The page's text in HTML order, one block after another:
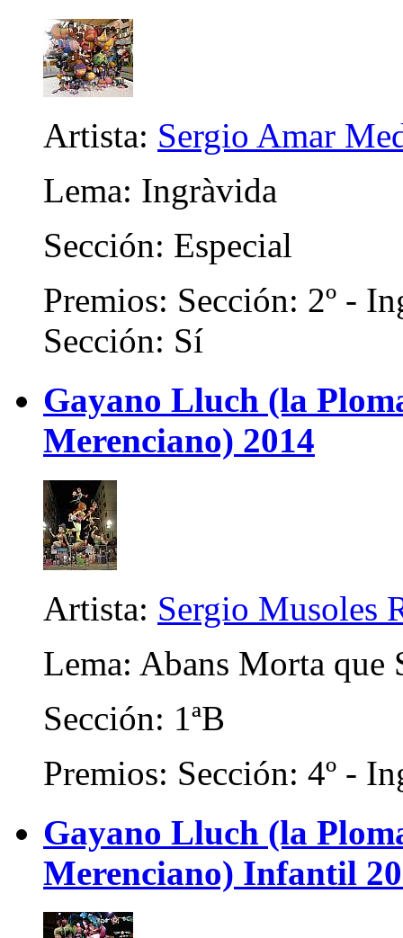
Artista: Sergio Amar
Lema: Ingràvida
Sección: Especial
Premios: Sección: 2º -
Sección: Sí
Gayano Lluch (la
Merenciano) 2014
Artista: Sergio Musoles
Lema: Abans Morta que
Sección: 1ªB
Premios: Sección: 4º -
Gayano Lluch (la
Merenciano) Infantil